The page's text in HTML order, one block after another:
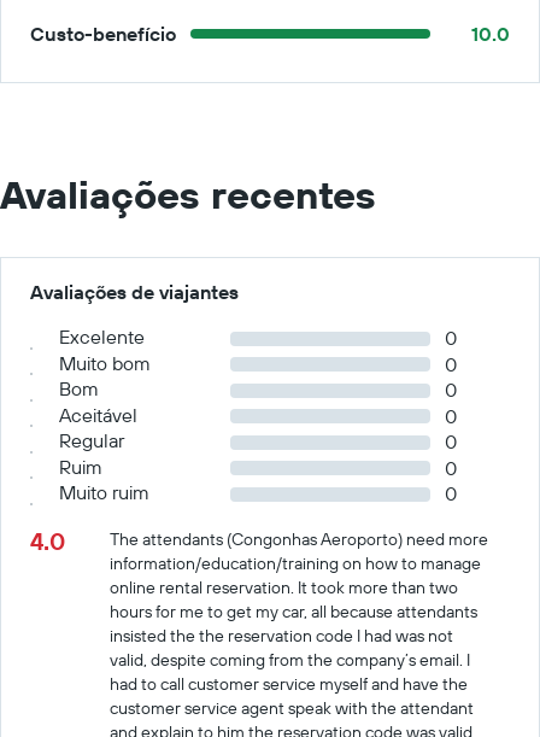
Custo-benefício 10.0
Avaliações recentes
Avaliações de viajantes
Excelente
0
Muito bom
0
Bom
0
Aceitável
0
Regular
0
Ruim
0
Muito ruim
0
4.0
The attendants (Congonhas Aeroporto) need more
information/education/training on how to manage
online rental reservation. It took more than two
hours for me to get my car, all because attendants
insisted the the reservation code I had was not
valid, despite coming from the company’s email. I
had to call customer service myself and have the
customer service agent speak with the attendant
and explain to him the reservation code was valid